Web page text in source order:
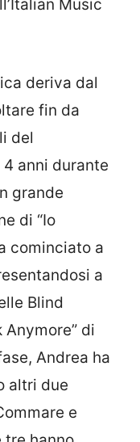
Music
deriva dal
fin da
del
anni durante
grande
di “Io
cominciato a
a
Blind
Anymore” di
Andrea ha
altri due
e